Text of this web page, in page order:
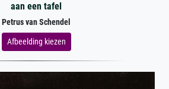
aan een tafel
Petrus van Schendel
Afbeelding kiezen